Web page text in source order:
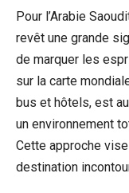
Pour l’Arabie
revêt une grande
de marquer les
sur la carte
bus et hôtels, est
un environnement
Cette approche
destination